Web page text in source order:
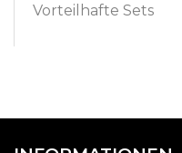
Vorteilhafte Sets